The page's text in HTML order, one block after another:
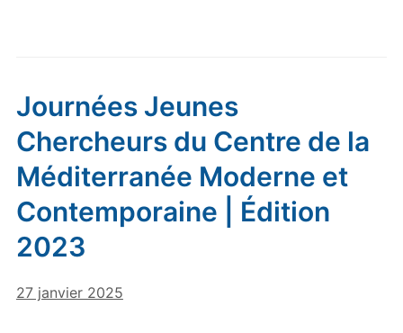
Journées Jeunes
Chercheurs du Centre de la
Méditerranée Moderne et
Contemporaine | Édition
2023
27 janvier 2025